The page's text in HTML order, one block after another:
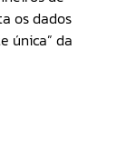
os dados
única” da